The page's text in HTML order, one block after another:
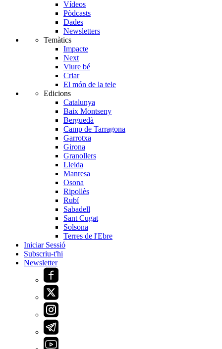
Vídeos
Pòdcasts
Dades
Newsletters
Temàtics
Impacte
Next
Viure bé
Criar
El món de la tele
Edicions
Catalunya
Baix Montseny
Berguedà
Camp de Tarragona
Garrotxa
Girona
Granollers
Lleida
Manresa
Osona
Ripollès
Rubí
Sabadell
Sant Cugat
Solsona
Terres de l'Ebre
Iniciar Sessió
Subscriu-t'hi
Newsletter